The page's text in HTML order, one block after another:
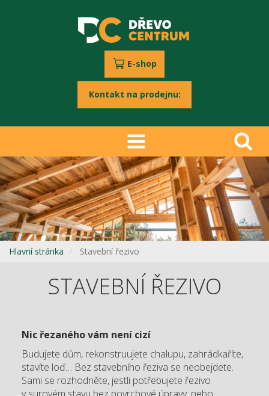
E-shop
Kontakt na prodejnu:
Previous
Hlavní stránka Stavební řezivo
STAVEBNÍ ŘEZIVO
Nic řezaného vám není cizí
Budujete dům, rekonstruujete chalupu, zahrádkaříte,
stavíte loď… Bez stavebního řeziva se neobejdete.
Sami se rozhodněte, jestli potřebujete řezivo